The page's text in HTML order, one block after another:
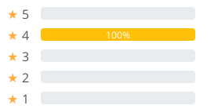
★ 5
★ 4 100%
★ 3
★ 2
★ 1